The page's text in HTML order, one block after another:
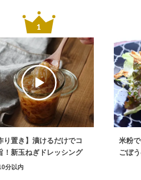
り置き】漬けるだけでコ
！新玉ねぎドレッシング
分以内
米粉
ごぼ